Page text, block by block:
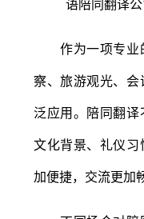
作为一项专业
察、旅游观光、
泛应用。陪同翻
文化背景、礼仪
加便捷，交流更加